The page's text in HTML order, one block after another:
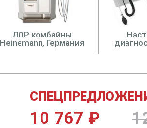
ЛОР комбайны
Heinemann, Германия
10 767 ₽